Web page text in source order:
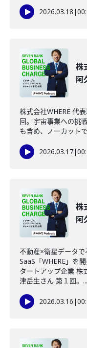
2026.03.18 |
株
阿
株式会社WHERE 代
回。宇宙事業への挑
も含め、ノーカット
2026.03.17|
株
阿
不動産×衛星データ
SaaS「WHERE」を
タートアップ企業 株
津岳生さん 第１回。...
2026.03.16 |